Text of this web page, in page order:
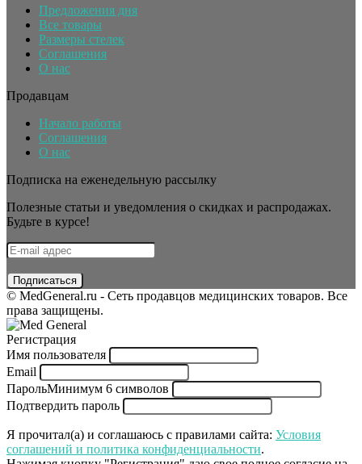
Предложения дня
Все товары
Размеры стелек
Соглашения
О нас
Продавцам
Начало работы
Соглашения
О нас
Подписка на еженедельную рассылку
Полезные статьи и уведомления о скидках и распродажах.
Будьте в курсе!
© MedGeneral.ru - Сеть продавцов медицинских товаров. Все
права защищены.
Регистрация
Имя пользователя
Email
ПарольМинимум 6 символов
Подтвердить пароль
Я прочитал(а) и соглашаюсь с правилами сайта: Условия
соглашений и политика конфиденциальности.